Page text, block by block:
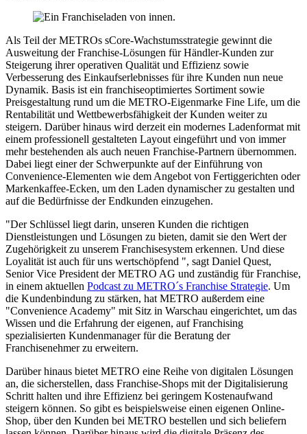
Als Teil der METROs sCore-Wachstumsstrategie gewinnt die
Ausweitung der Franchise-Lösungen für Händler-Kunden zur
Steigerung ihrer operativen Qualität und Effizienz sowie
Verbesserung des Einkaufserlebnisses für ihre Kunden nun neue
Dynamik. Basis ist ein franchiseoptimiertes Sortiment sowie
Preisgestaltung rund um die METRO-Eigenmarke Fine Life, um die
Rentabilität und Wettbewerbsfähigkeit der Kunden weiter zu
steigern. Darüber hinaus wird derzeit ein modernes Ladenformat mit
einem professionell gestalteten Layout eingeführt und von immer
mehr bestehenden als auch neuen Franchise-Partnern übernommen.
Dabei liegt einer der Schwerpunkte auf der Einführung von
Convenience-Elementen wie dem Angebot von Fertiggerichten oder
Markenkaffee-Ecken, um den Laden dynamischer zu gestalten und
auf die Bedürfnisse der Endkunden einzugehen.
"Der Schlüssel liegt darin, unseren Kunden die richtigen
Dienstleistungen und Lösungen zu bieten, damit sie den Wert der
Zugehörigkeit zu unserem Franchisesystem erkennen. Und diese
Loyalität ist auch für uns wertschöpfend ", sagt Daniel Quest,
Senior Vice President der METRO AG und zuständig für Franchise,
in einem aktuellen Podcast zu METRO´s Franchise Strategie. Um
die Kundenbindung zu stärken, hat METRO außerdem eine
"Convenience Academy" mit Sitz in Warschau eingerichtet, um das
Wissen und die Erfahrung der eigenen, auf Franchising
spezialisierten Kundenmanager für die Beratung der
Franchisenehmer zu erweitern.
Darüber hinaus bietet METRO eine Reihe von digitalen Lösungen
an, die sicherstellen, dass Franchise-Shops mit der Digitalisierung
Schritt halten und ihre Effizienz bei geringem Kostenaufwand
steigern können. So gibt es beispielsweise einen eigenen Online-
Shop, über den Kunden bei METRO bestellen und sich beliefern